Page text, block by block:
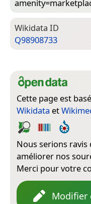
Wiki­data ID
Q98908733
Cette page est
Wikidata et
Nous serions
améliorer nos
Merci pour votre
Modifier